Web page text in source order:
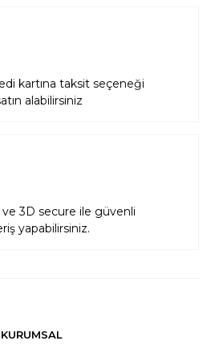
kartına taksit seçeneği
alabilirsiniz
ve 3D secure ile güvenli
yapabilirsiniz.
KURUMSAL